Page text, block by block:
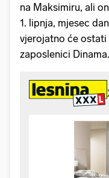
na Maksimiru, ali
1. lipnja, mjesec
vjerojatno će ostati
zaposlenici Dinama.